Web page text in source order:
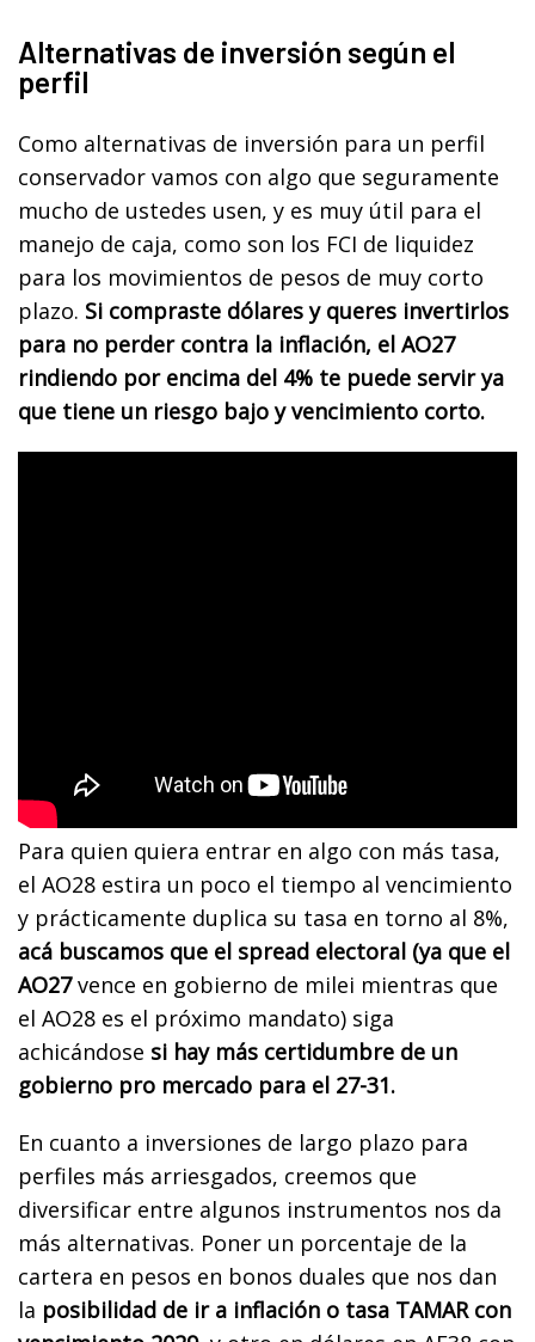
Alternativas de inversión según el
perfil
Como alternativas de inversión para un perfil
conservador vamos con algo que seguramente
mucho de ustedes usen, y es muy útil para el
manejo de caja, como son los FCI de liquidez
para los movimientos de pesos de muy corto
plazo. Si compraste dólares y queres invertirlos
para no perder contra la inflación, el AO27
rindiendo por encima del 4% te puede servir ya
que tiene un riesgo bajo y vencimiento corto.
Para quien quiera entrar en algo con más tasa,
el AO28 estira un poco el tiempo al vencimiento
y prácticamente duplica su tasa en torno al 8%,
acá buscamos que el spread electoral (ya que el
AO27vence en gobierno de milei mientras que
el AO28 es el próximo mandato) siga
achicándose si hay más certidumbre de un
gobierno pro mercado para el 27-31.
En cuanto a inversiones de largo plazo para
perfiles más arriesgados, creemos que
diversificar entre algunos instrumentos nos da
más alternativas. Poner un porcentaje de la
cartera en pesos en bonos duales que nos dan
la posibilidad de ir a inflación o tasa TAMAR con